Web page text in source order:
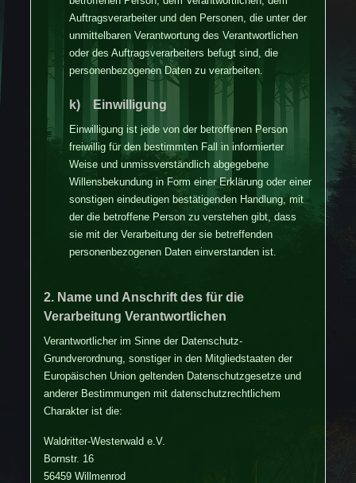
Auftragsverarbeiter und den Personen, die unter der
unmittelbaren Verantwortung des Verantwortlichen
oder des Auftragsverarbeiters befugt sind, die
personenbezogenen Daten zu verarbeiten.
k) Einwilligung
Einwilligung ist jede von der betroffenen Person
freiwillig für den bestimmten Fall in informierter
Weise und unmissverständlich abgegebene
Willensbekundung in Form einer Erklärung oder einer
sonstigen eindeutigen bestätigenden Handlung, mit
der die betroffene Person zu verstehen gibt, dass
sie mit der Verarbeitung der sie betreffenden
personenbezogenen Daten einverstanden ist.
2. Name und Anschrift des für die
Verarbeitung Verantwortlichen
Verantwortlicher im Sinne der Datenschutz-
Grundverordnung, sonstiger in den Mitgliedstaaten der
Europäischen Union geltenden Datenschutzgesetze und
anderer Bestimmungen mit datenschutzrechtlichem
Charakter ist die:
Waldritter-Westerwald e.V.
Bornstr. 16
56459 Willmenrod